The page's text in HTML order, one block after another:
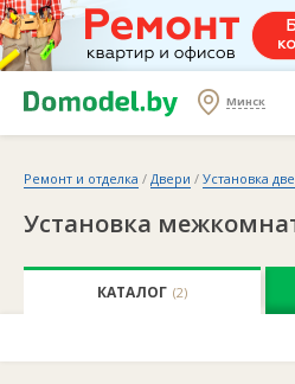
Минск
Ремонт и отделка / Двери / Установка
Установка
КАТАЛОГ (2)